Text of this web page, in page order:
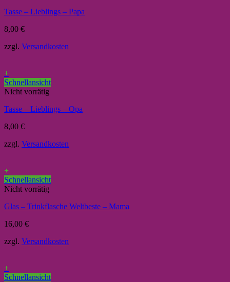
Tasse – Lieblings – Papa
8,00 €
zzgl. Versandkosten
+
Schnellansicht
Nicht vorrätig
Tasse – Lieblings – Opa
8,00 €
zzgl. Versandkosten
+
Schnellansicht
Nicht vorrätig
Glas – Trinkflasche Weltbeste – Mama
16,00 €
zzgl. Versandkosten
+
Schnellansicht